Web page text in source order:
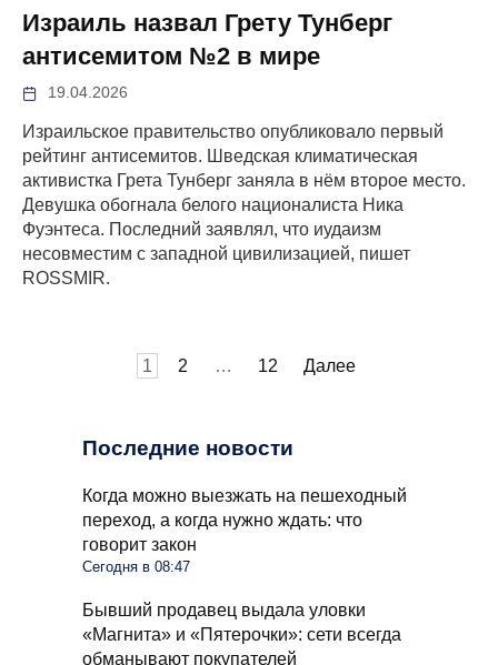
Израиль назвал Грету Тунберг
антисемитом №2 в мире
19.04.2026
Израильское правительство опубликовало первый
рейтинг антисемитов. Шведская климатическая
активистка Грета Тунберг заняла в нём второе место.
Девушка обогнала белого националиста Ника
Фуэнтеса. Последний заявлял, что иудаизм
несовместим с западной цивилизацией, пишет
ROSSMIR.
1 2 … 12 Далее
Последние новости
Когда можно выезжать на пешеходный
переход, а когда нужно ждать: что
говорит закон
Сегодня в 08:47
Бывший продавец выдала уловки
«Магнита» и «Пятерочки»: сети всегда
обманывают покупателей